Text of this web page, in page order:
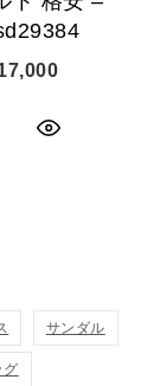
サンダル
グ